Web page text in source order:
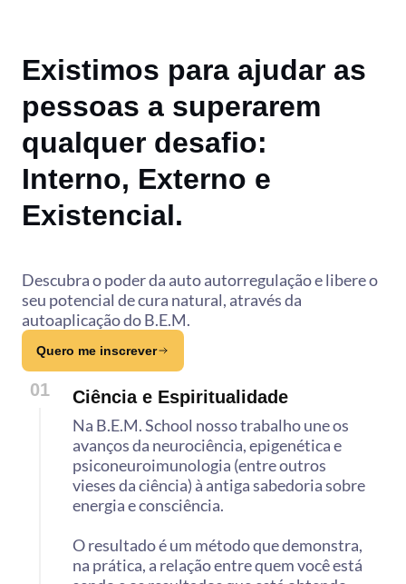
Existimos para ajudar as
pessoas a superarem
qualquer desafio:
Interno, Externo e
Existencial.
Descubra o poder da auto autorregulação e libere o
seu potencial de cura natural, através da
autoaplicação do B.E.M.
Quero me inscrever
Ciência e Espiritualidade
Na B.E.M. School nosso trabalho une os
avanços da neurociência, epigenética e
psiconeuroimunologia (entre outros
vieses da ciência) à antiga sabedoria sobre
energia e consciência.
O resultado é um método que demonstra,
na prática, a relação entre quem você está
01